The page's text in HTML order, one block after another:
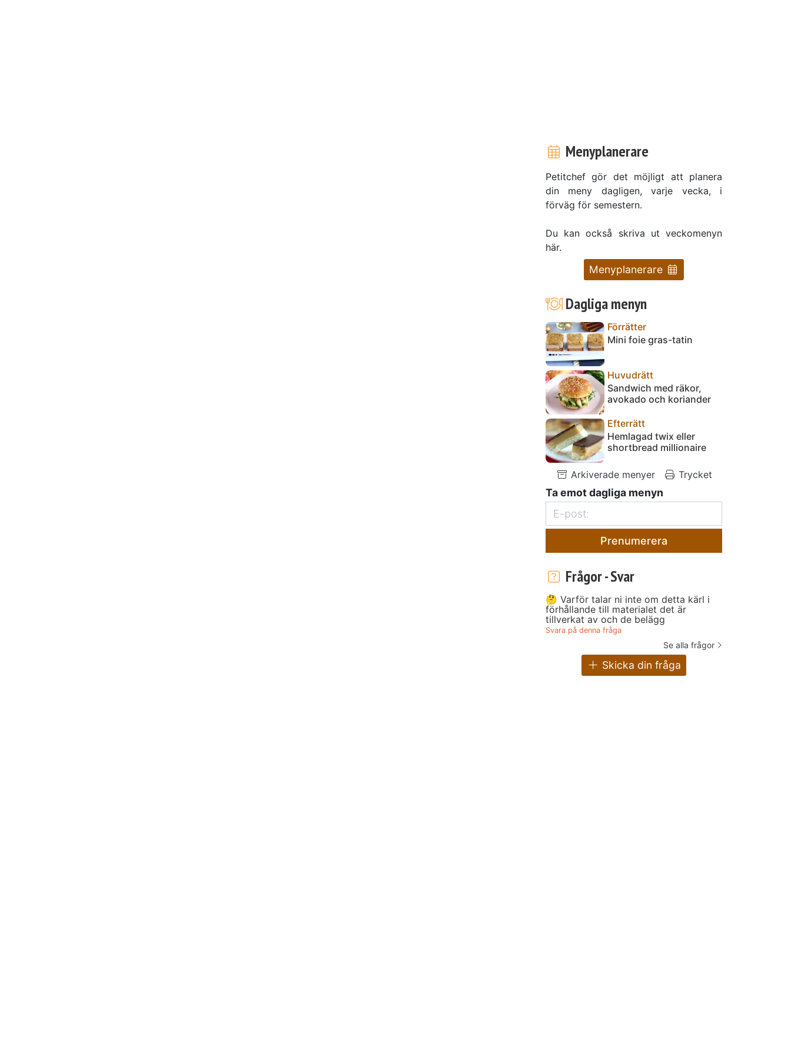
Menyplanerare
Petitchef gör det möjligt att planera
din meny dagligen, varje vecka, i
förväg för semestern.
Du kan också skriva ut veckomenyn
här.
Menyplanerare
Dagliga menyn
Förrätter
Mini foie gras-tatin
Huvudrätt
Sandwich med räkor,
avokado och koriander
Efterrätt
Hemlagad twix eller
shortbread millionaire
Arkiverade menyer Trycket
Ta emot dagliga menyn
Prenumerera
Frågor - Svar
🤔 Varför talar ni inte om detta kärl i
förhållande till materialet det är
tillverkat av och de belägg
Svara på denna fråga
Se alla frågor
Skicka din fråga